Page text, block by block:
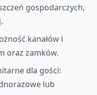
gospodarczych,
kanałów i
oraz zamków.
dla gości:
lub